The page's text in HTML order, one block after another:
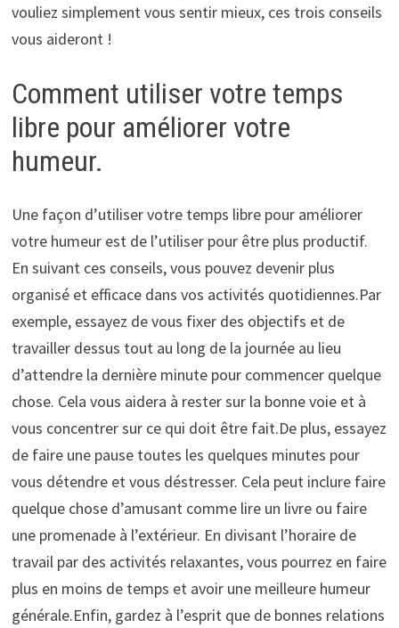
vouliez simplement vous sentir mieux, ces trois conseils
vous aideront !
Comment utiliser votre temps
libre pour améliorer votre
humeur.
Une façon d’utiliser votre temps libre pour améliorer
votre humeur est de l’utiliser pour être plus productif.
En suivant ces conseils, vous pouvez devenir plus
organisé et efficace dans vos activités quotidiennes.Par
exemple, essayez de vous fixer des objectifs et de
travailler dessus tout au long de la journée au lieu
d’attendre la dernière minute pour commencer quelque
chose. Cela vous aidera à rester sur la bonne voie et à
vous concentrer sur ce qui doit être fait.De plus, essayez
de faire une pause toutes les quelques minutes pour
vous détendre et vous déstresser. Cela peut inclure faire
quelque chose d’amusant comme lire un livre ou faire
une promenade à l’extérieur. En divisant l’horaire de
travail par des activités relaxantes, vous pourrez en faire
plus en moins de temps et avoir une meilleure humeur
générale.Enfin, gardez à l’esprit que de bonnes relations